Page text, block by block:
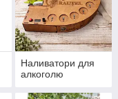
Наливатори для
алкоголю